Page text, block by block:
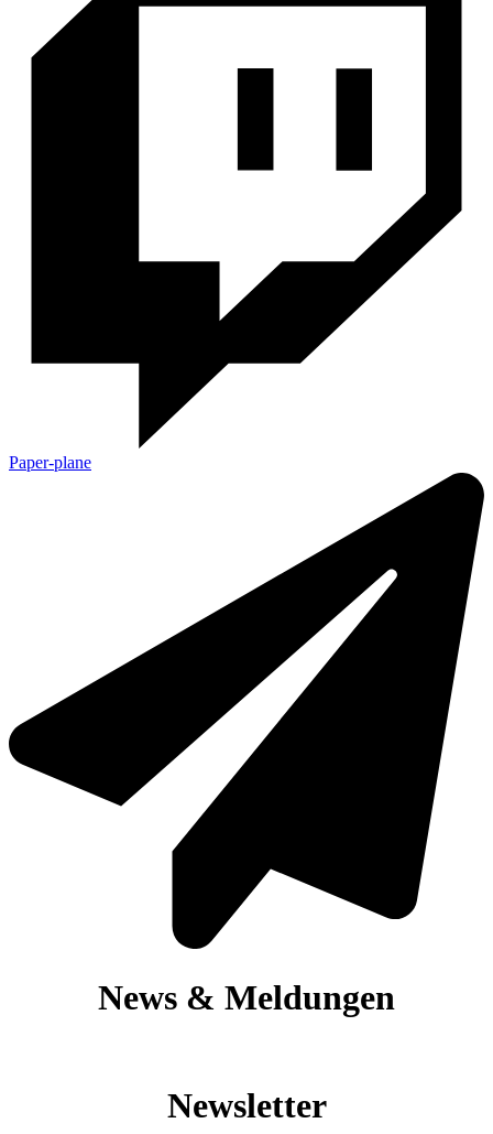
Paper-plane
News & Meldungen
Newsletter